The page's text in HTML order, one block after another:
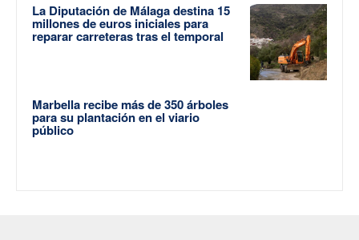
La Diputación de Málaga destina 15
millones de euros iniciales para
reparar carreteras tras el temporal
Marbella recibe más de 350 árboles
para su plantación en el viario
público